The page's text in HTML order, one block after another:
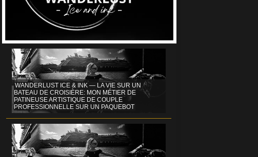
WANDERLUST ICE & INK — LA VIE SUR UN
BATEAU DE CROISIÈRE: MON MÉTIER DE
PATINEUSE ARTISTIQUE DE COUPLE
PROFESSIONNELLE SUR UN PAQUEBOT